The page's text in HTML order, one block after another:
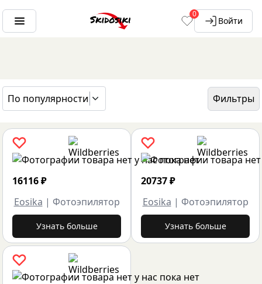
0
Войти
По популярности
Фильтры
ГЛАВНАЯ
БРЕНДЫ
16116₽
Eosika | Фотоэпилятор
Узнать больше
20737₽
Eosika | Фотоэпилятор
Узнать больше